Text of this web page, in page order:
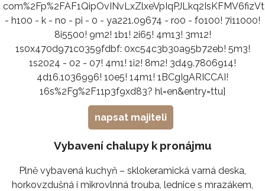
- h100 - k - no - pi - 0 - ya221.09674 - ro0 - fo100! 7i11000!
8i5500! 9m2! 1b1! 2i65! 4m13! 3m12!
1s0x470d971c0359fdbf: 0xc54c3b30a95b72eb! 5m3!
1s2024 - 02 - 07! 4m1! 1i2! 8m2! 3d49.7806914!
4d16.1036996! 10e5! 14m1! 1BCgIgARICCAI!
16s%2Fg%2F11p3f9xd83? hl=en&entry=ttu]
napsat majiteli
Vybavení chalupy k pronájmu
Plně vybavená kuchyň – sklokeramická varná deska,
horkovzdušná i mikrovlnná trouba, lednice s mrazákem,